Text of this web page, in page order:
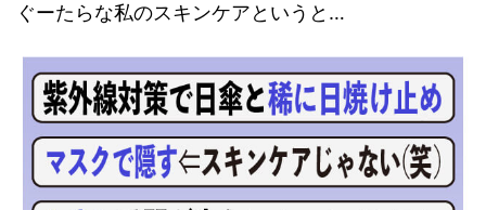
ぐーたらな私のスキンケアというと…